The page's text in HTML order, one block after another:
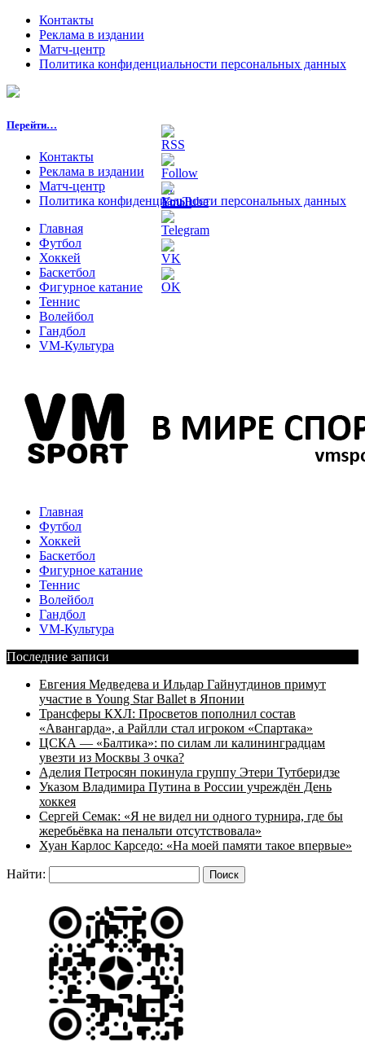
Контакты
Реклама в издании
Матч-центр
Политика конфиденциальности персональных данных
Перейти…
Контакты
Реклама в издании
Матч-центр
Политика конфиденциальности персональных данных
Главная
Футбол
Хоккей
Баскетбол
Фигурное катание
Теннис
Волейбол
Гандбол
VM-Культура
Главная
Футбол
Хоккей
Баскетбол
Фигурное катание
Теннис
Волейбол
Гандбол
VM-Культура
Последние записи
Евгения Медведева и Ильдар Гайнутдинов примут
участие в Young Star Ballet в Японии
Трансферы КХЛ: Просветов пополнил состав
«Авангарда», а Райлли стал игроком «Спартака»
ЦСКА — «Балтика»: по силам ли калининградцам
увезти из Москвы 3 очка?
Аделия Петросян покинула группу Этери Тутберидзе
Указом Владимира Путина в России учреждён День
хоккея
Сергей Семак: «Я не видел ни одного турнира, где бы
жеребьёвка на пенальти отсутствовала»
Хуан Карлос Карседо: «На моей памяти такое впервые»
Найти: